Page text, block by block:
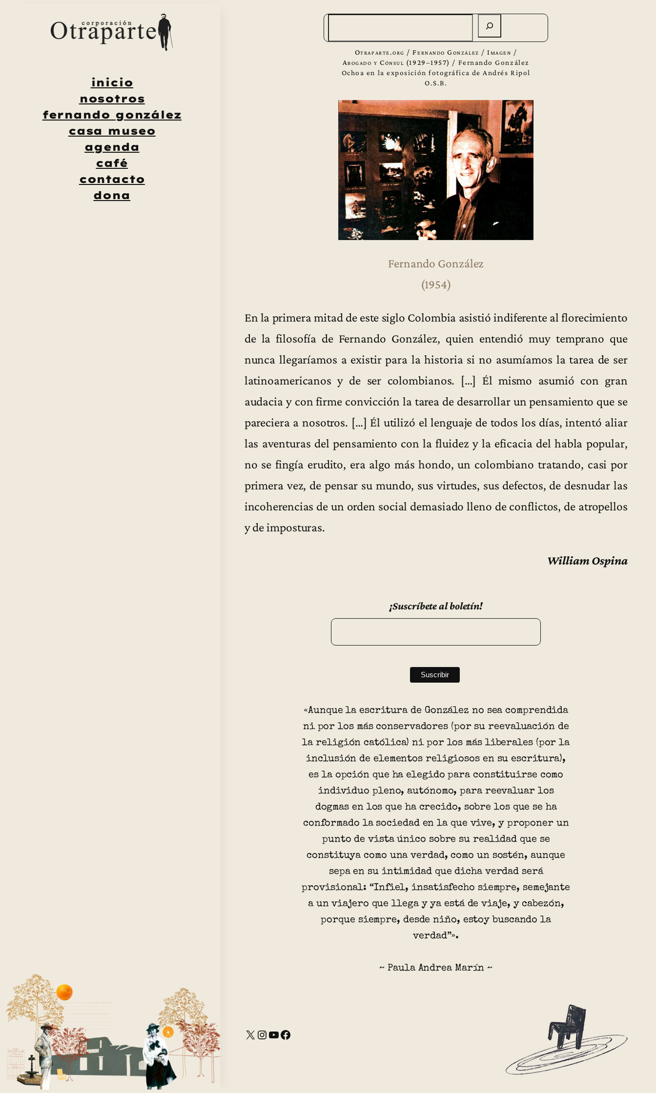
inicio
nosotros
fernando gonzález
casa museo
agenda
café
contacto
dona
Otraparte.org /Fernando González /Imagen /
Abogado y Cónsul (1929–1957) / Fernando González
Ochoa en la exposición fotográfica de Andrés Ripol
O.S.B.
Fernando González
(1954)
En la primera mitad de este siglo Colombia asistió indiferente al florecimiento
de la filosofía de Fernando González, quien entendió muy temprano que
nunca llegaríamos a existir para la historia si no asumíamos la tarea de ser
latinoamericanos y de ser colombianos. […] Él mismo asumió con gran
audacia y con firme convicción la tarea de desarrollar un pensamiento que se
pareciera a nosotros. […] Él utilizó el lenguaje de todos los días, intentó aliar
las aventuras del pensamiento con la fluidez y la eficacia del habla popular,
no se fingía erudito, era algo más hondo, un colombiano tratando, casi por
primera vez, de pensar su mundo, sus virtudes, sus defectos, de desnudar las
incoherencias de un orden social demasiado lleno de conflictos, de atropellos
y de imposturas.
William Ospina
¡Suscríbete al boletín!
«Aunque la escritura de González no sea comprendida
ni por los más conservadores (por su reevaluación de
la religión católica) ni por los más liberales (por la
inclusión de elementos religiosos en su escritura),
es la opción que ha elegido para constituirse como
individuo pleno, autónomo, para reevaluar los
dogmas en los que ha crecido, sobre los que se ha
conformado la sociedad en la que vive, y proponer un
punto de vista único sobre su realidad que se
constituya como una verdad, como un sostén, aunque
sepa en su intimidad que dicha verdad será
provisional: “Infiel, insatisfecho siempre, semejante
a un viajero que llega y ya está de viaje, y cabezón,
porque siempre, desde niño, estoy buscando la
verdad”».
~ Paula Andrea Marín ~
X Instagram YouTube Facebook